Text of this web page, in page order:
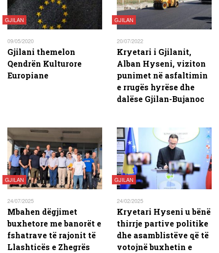
GJILAN
09/05/2020
Gjilani themelon
Qendrën Kulturore
Europiane
GJILAN
20/07/2022
Kryetari i Gjilanit,
Alban Hyseni, viziton
punimet në asfaltimin
e rrugës hyrëse dhe
dalëse Gjilan-Bujanoc
GJILAN
24/07/2025
Mbahen dëgjimet
buxhetore me banorët e
fshatrave të rajonit të
Llashticës e Zhegrës
GJILAN
24/02/2025
Kryetari Hyseni u bënë
thirrje partive politike
dhe asamblistëve që të
votojnë buxhetin e